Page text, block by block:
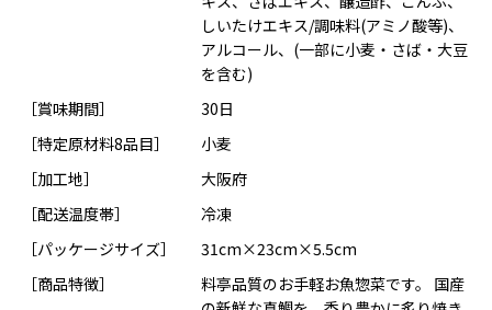
しいたけエキス/調味料(アミノ酸等)、
アルコール、(一部に小麦・さば・大豆
を含む)
［賞味期間］
30日
［特定原材料8品目］
小麦
［加工地］
大阪府
［配送温度帯］
冷凍
［パッケージサイズ］
31cm×23cm×5.5cm
［商品特徴］
料亭品質のお手軽お魚惣菜です。 国産